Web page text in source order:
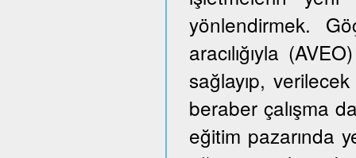
yönlendirmek.
aracılığıyla
sağlayıp,
beraber çalışma
eğitim pazarında